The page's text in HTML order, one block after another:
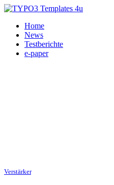
Home
News
Testberichte
e-paper
Verstärker, CD/SACD-Spieler 27.05.2019